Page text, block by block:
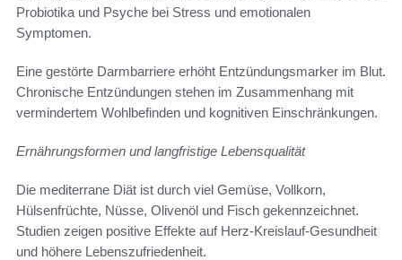
Probiotika und Psyche bei Stress und emotionalen
Symptomen.
Eine gestörte Darmbarriere erhöht Entzündungsmarker im Blut.
Chronische Entzündungen stehen im Zusammenhang mit
vermindertem Wohlbefinden und kognitiven Einschränkungen.
Ernährungsformen und langfristige Lebensqualität
Die mediterrane Diät ist durch viel Gemüse, Vollkorn,
Hülsenfrüchte, Nüsse, Olivenöl und Fisch gekennzeichnet.
Studien zeigen positive Effekte auf Herz-Kreislauf-Gesundheit
und höhere Lebenszufriedenheit.